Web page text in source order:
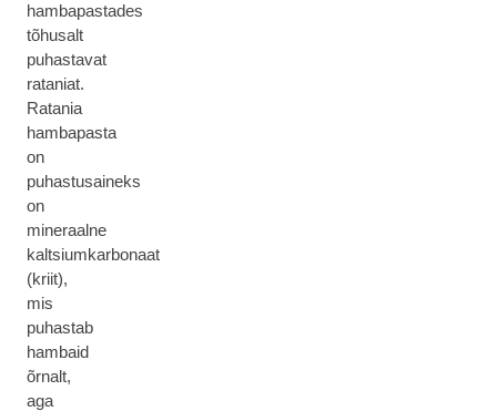
hambapastades
tõhusalt
puhastavat
rataniat.
Ratania
hambapasta
on
puhastusaineks
on
mineraalne
kaltsiumkarbonaat
(kriit),
mis
puhastab
hambaid
õrnalt,
aga